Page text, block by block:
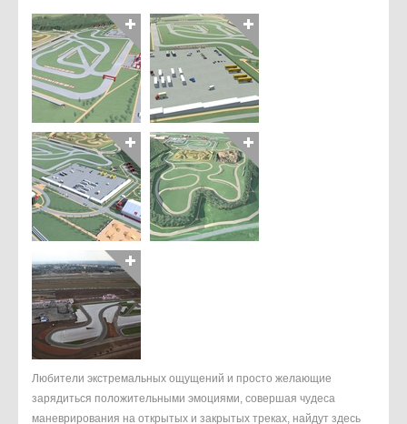
Любители экстремальных ощущений и просто желающие
зарядиться положительными эмоциями, совершая чудеса
маневрирования на открытых и закрытых треках, найдут здесь